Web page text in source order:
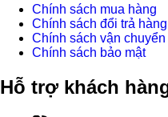
Chính sách mua hàng
Chính sách đổi trả
Chính sách vận
Chính sách bảo mật
Hỗ trợ khách